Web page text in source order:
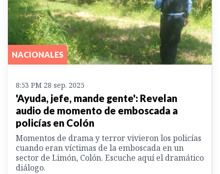
NACIONALES
8:53 PM 28 sep. 2025
'Ayuda, jefe, mande gente': Revelan
audio de momento de emboscada a
policías en Colón
Momentos de drama y terror vivieron los policías
cuando eran víctimas de la emboscada en un
sector de Limón, Colón. Escuche aquí el dramático
diálogo.